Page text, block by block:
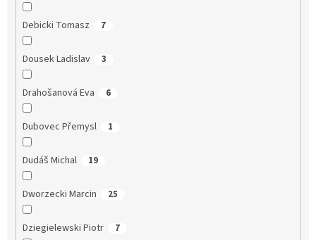
Debicki Tomasz 7
Dousek Ladislav 3
Drahošanová Eva 6
Dubovec Přemysl 1
Dudáš Michal 19
Dworzecki Marcin 25
Dziegielewski Piotr 7